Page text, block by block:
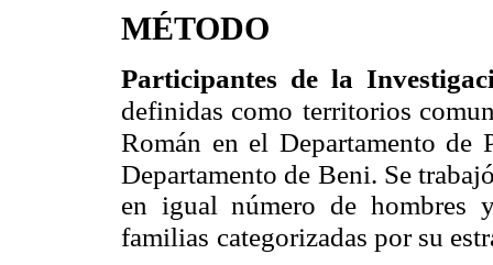
MÉTODO
Participantes de la
definidas como territorios
Román en el Departamento de
Departamento de Beni. Se
en igual número de hombres
familias categorizadas por su